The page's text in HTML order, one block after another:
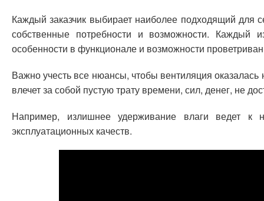
Каждый заказчик выбирает наиболее подходящий для
собственные потребности и возможности. Каждый
особенности в функционале и возможности
Важно учесть все нюансы, чтобы вентиляция
влечет за собой пустую трату времени, сил, денег, не
Например, излишнее удерживание влаги ведет к
эксплуатационных качеств.